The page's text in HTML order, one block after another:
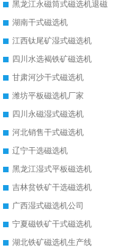
黑龙江永磁筒式磁选机退磁
湖南干式磁选机
江西钛尾矿湿式磁选机
四川水选褐铁矿磁选机
甘肃河沙干式磁选机
潍坊平板磁选机厂家
四川永磁湿式磁选机
河北销售干式磁选机
辽宁干选磁选机
黑龙江湿式平板磁选机
吉林贫铁矿干选磁选机
广西湿式磁选机公司
宁夏磁铁矿干式磁选机
湖北铁矿磁选机生产线